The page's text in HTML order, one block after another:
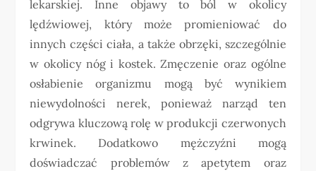
lekarskiej. Inne objawy to ból w okolicy
lędźwiowej, który może promieniować do
innych części ciała, a także obrzęki, szczególnie
w okolicy nóg i kostek. Zmęczenie oraz ogólne
osłabienie organizmu mogą być wynikiem
niewydolności nerek, ponieważ narząd ten
odgrywa kluczową rolę w produkcji czerwonych
krwinek. Dodatkowo mężczyźni mogą
doświadczać problemów z apetytem oraz